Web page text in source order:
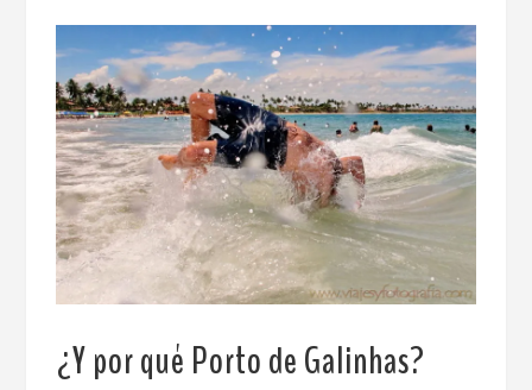
¿Y por qué Porto de Galinhas?